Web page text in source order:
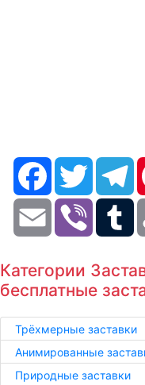
FacebookTwitter
Email Viber
Категории
бесплатные
Трёхмерные заставки
Анимированные
Природные заставки